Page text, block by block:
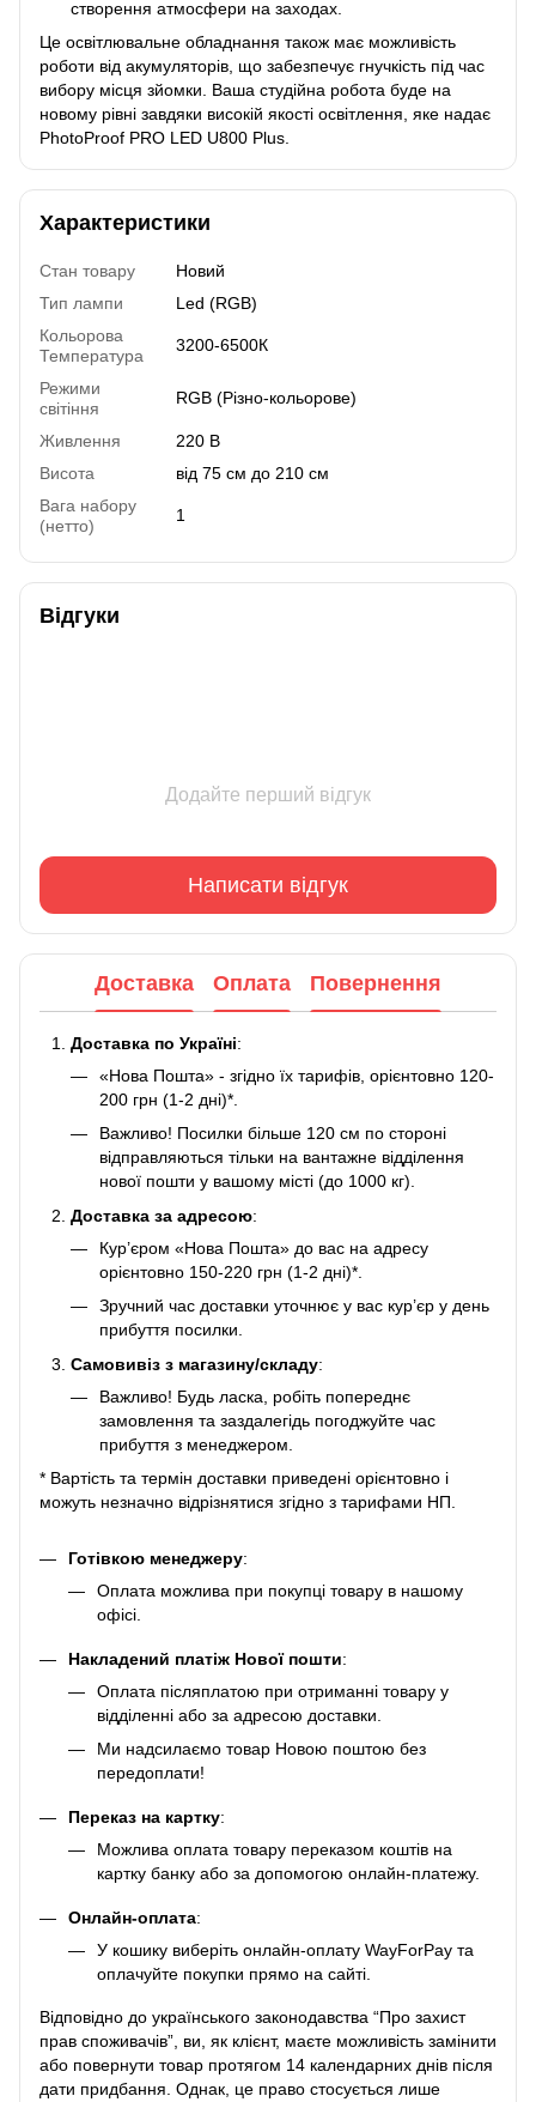
створення атмосфери на заходах.
Це освітлювальне обладнання також має можливість
роботи від акумуляторів, що забезпечує гнучкість під час
вибору місця зйомки. Ваша студійна робота буде на
новому рівні завдяки високій якості освітлення, яке надає
PhotoProof PRO LED U800 Plus.
Характеристики
Стан товару
Новий
Тип лампи
Led (RGB)
Кольорова
Температура
3200-6500К
Режими
світіння
RGB (Різно-кольорове)
Живлення
220 В
Висота
від 75 см до 210 см
Вага набору
(нетто)
1
Відгуки
Додайте перший відгук
Написати відгук
Доставка Оплата Повернення
Доставка по Україні:
«Нова Пошта» - згідно їх тарифів, орієнтовно 120-
200 грн (1-2 дні)*.
Важливо! Посилки більше 120 см по стороні
відправляються тільки на вантажне відділення
нової пошти у вашому місті (до 1000 кг).
Доставка за адресою:
Кур’єром «Нова Пошта» до вас на адресу
орієнтовно 150-220 грн (1-2 дні)*.
Зручний час доставки уточнює у вас кур’єр у день
прибуття посилки.
Самовивіз з магазину/складу:
Важливо! Будь ласка, робіть попереднє
замовлення та заздалегідь погоджуйте час
прибуття з менеджером.
* Вартість та термін доставки приведені орієнтовно і
можуть незначно відрізнятися згідно з тарифами НП.
Готівкою менеджеру:
Оплата можлива при покупці товару в нашому
офісі.
Накладений платіж Нової пошти:
Оплата післяплатою при отриманні товару у
відділенні або за адресою доставки.
Ми надсилаємо товар Новою поштою без
передоплати!
Переказ на картку:
Можлива оплата товару переказом коштів на
картку банку або за допомогою онлайн-платежу.
Онлайн-оплата:
У кошику виберіть онлайн-оплату WayForPay та
оплачуйте покупки прямо на сайті.
Відповідно до українського законодавства “Про захист
прав споживачів”, ви, як клієнт, маєте можливість замінити
або повернути товар протягом 14 календарних днів після
дати придбання. Однак, це право стосується лише